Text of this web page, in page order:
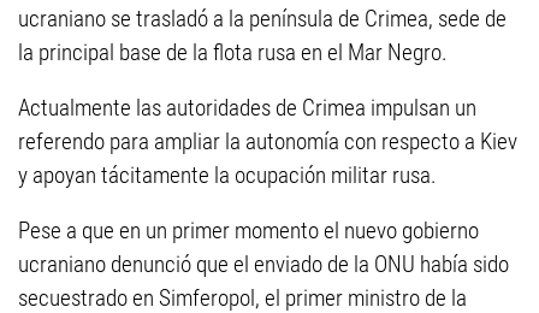
ucraniano se trasladó a la península de Crimea, sede de
la principal base de la flota rusa en el Mar Negro.
Actualmente las autoridades de Crimea impulsan un
referendo para ampliar la autonomía con respecto a Kiev
y apoyan tácitamente la ocupación militar rusa.
Pese a que en un primer momento el nuevo gobierno
ucraniano denunció que el enviado de la ONU había sido
secuestrado en Simferopol, el primer ministro de la